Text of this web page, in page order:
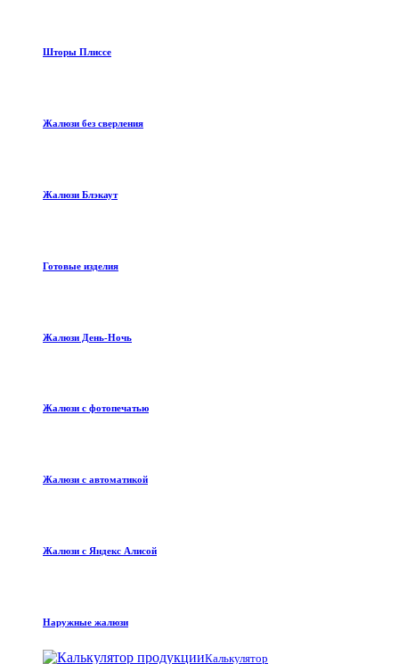
Шторы Плиссе
Жалюзи без сверления
Жалюзи Блэкаут
Готовые изделия
Жалюзи День-Ночь
Жалюзи с фотопечатью
Жалюзи с автоматикой
Жалюзи с Яндекс Алисой
Наружные жалюзи
Калькулятор